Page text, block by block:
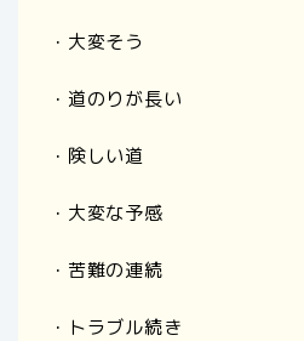
・大変そう
・道のりが長い
・険しい道
・大変な予感
・苦難の連続
・トラブル続き